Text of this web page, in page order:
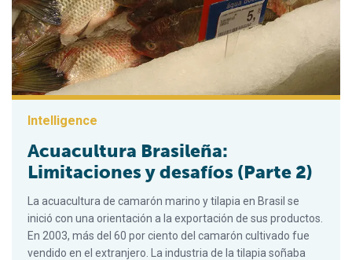
Intelligence
Acuacultura Brasileña:
Limitaciones y desafíos (Parte 2)
La acuacultura de camarón marino y tilapia en Brasil se
inició con una orientación a la exportación de sus productos.
En 2003, más del 60 por ciento del camarón cultivado fue
vendido en el extranjero. La industria de la tilapia soñaba